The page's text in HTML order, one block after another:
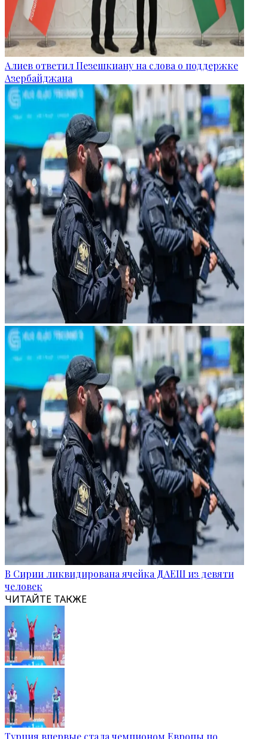
Алиев ответил Пезешкиану на слова о поддержке
Азербайджана
В Сирии ликвидирована ячейка ДАЕШ из девяти
человек
ЧИТАЙТЕ ТАКЖЕ
Турция впервые стала чемпионом Европы по